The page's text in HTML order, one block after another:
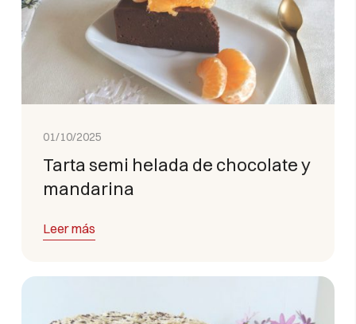
01/10/2025
Tarta semi helada de chocolate y
mandarina
Leer más